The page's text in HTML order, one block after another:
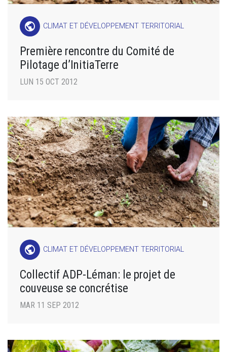
public CLIMAT ET DÉVELOPPEMENT TERRITORIAL
Première rencontre du Comité de
Pilotage d’InitiaTerre
LUN 15 OCT 2012
public CLIMAT ET DÉVELOPPEMENT TERRITORIAL
Collectif ADP-Léman: le projet de
couveuse se concrétise
MAR 11 SEP 2012